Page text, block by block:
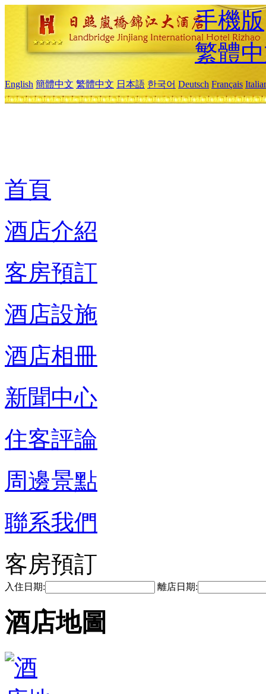
手機版
繁體
English 簡體中文 繁體中文 日本語 한국어 Deutsch Français
首頁
酒店介紹
客房預訂
酒店設施
酒店相冊
新聞中心
住客評論
周邊景點
聯系我們
客房預訂
入住日期: 離店日期:
酒店地圖